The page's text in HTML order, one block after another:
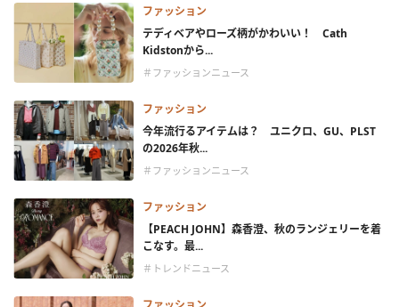
ファッション
テディベアやローズ柄がかわいい！ Cath
Kidstonから...
＃ファッションニュース
ファッション
今年流行るアイテムは？ ユニクロ、GU、PLST
の2026年秋...
＃ファッションニュース
ファッション
【PEACH JOHN】森香澄、秋のランジェリーを着
こなす。最...
＃トレンドニュース